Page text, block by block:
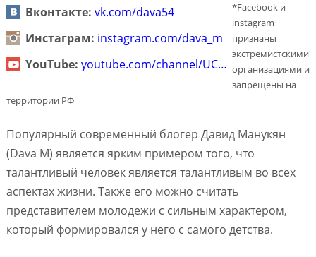
Вконтакте: vk.com/dava54
Инстаграм: instagram.com/dava_m
YouTube: youtube.com/channel/UC…
*Facebook и
instagram
признаны
экстремистскими
организациями и
запрещены на
территории РФ
Популярный современный блогер Давид Манукян
(Dava M) является ярким примером того, что
талантливый человек является талантливым во всех
аспектах жизни. Также его можно считать
представителем молодежи с сильным характером,
который формировался у него с самого детства.